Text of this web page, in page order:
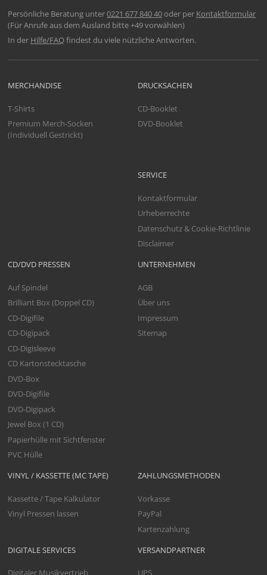
Persönliche Beratung unter0221 677 840 40oder per Kontaktformular
(Für Anrufe aus dem Ausland bitte +49 vorwählen)
In der Hilfe/FAQfindest du viele nützliche Antworten.
VINYL / KASSETTE (MC TAPE)
Kassette / Tape Kalkulator
Vinyl Pressen lassen
DIGITALE SERVICES
Digitaler Musikvertrieb
MERCHANDISE
T-Shirts
Premium Merch-Socken
(Individuell Gestrickt)
CD/DVD PRESSEN
Auf Spindel
Brilliant Box (Doppel CD)
CD-Digifile
CD-Digipack
CD-Digisleeve
CD Kartonstecktasche
DVD-Box
DVD-Digifile
DVD-Digipack
Jewel Box (1 CD)
Papierhülle mit Sichtfenster
PVC Hülle
DRUCKSACHEN
CD-Booklet
DVD-Booklet
SERVICE
Kontaktformular
Urheberrechte
Datenschutz & Cookie-Richtlinie
Disclaimer
UNTERNEHMEN
AGB
Über uns
Impressum
Sitemap
ZAHLUNGSMETHODEN
Vorkasse
PayPal
Kartenzahlung
VERSANDPARTNER
UPS